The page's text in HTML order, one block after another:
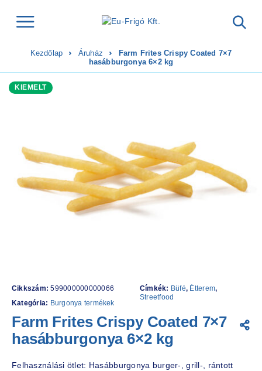
Kezdőlap Áruház
Farm Frites Crispy Coated 7×7
hasábburgonya 6×2 kg
KIEMELT
Cikkszám:599000000000066
Kategória: Burgonya termékek
Címkék: Büfé, Étterem,
Streetfood
Farm Frites Crispy Coated 7×7
hasábburgonya 6×2 kg
Felhasználási ötlet: Hasábburgonya burger-, grill-, rántott